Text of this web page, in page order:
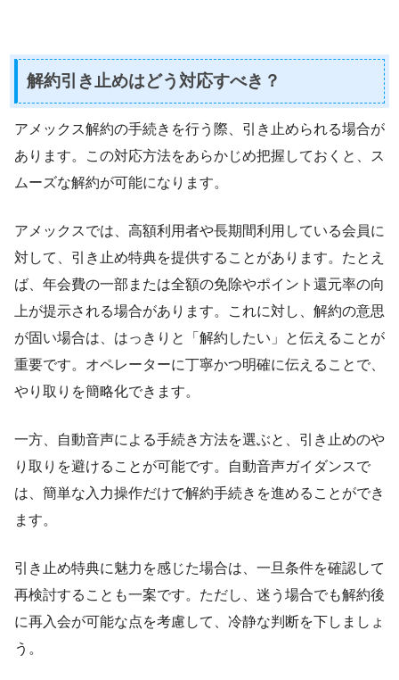
解約引き止めはどう対応すべき？
アメックス解約の手続きを行う際、引き止められる場合が
あります。この対応方法をあらかじめ把握しておくと、ス
ムーズな解約が可能になります。
アメックスでは、高額利用者や長期間利用している会員に
対して、引き止め特典を提供することがあります。たとえ
ば、年会費の一部または全額の免除やポイント還元率の向
上が提示される場合があります。これに対し、解約の意思
が固い場合は、はっきりと「解約したい」と伝えることが
重要です。オペレーターに丁寧かつ明確に伝えることで、
やり取りを簡略化できます。
一方、自動音声による手続き方法を選ぶと、引き止めのや
り取りを避けることが可能です。自動音声ガイダンスで
は、簡単な入力操作だけで解約手続きを進めることができ
ます。
引き止め特典に魅力を感じた場合は、一旦条件を確認して
再検討することも一案です。ただし、迷う場合でも解約後
に再入会が可能な点を考慮して、冷静な判断を下しましょ
う。